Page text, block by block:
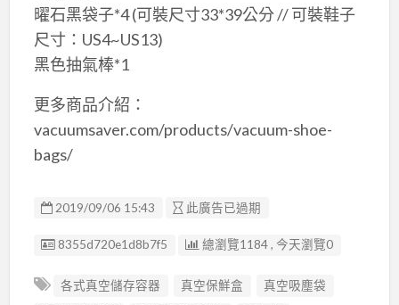
曜石黑袋子*4 (可裝尺寸33*39公分 // 可裝鞋子
尺寸：US4~US13)
黑色抽氣棒*1
更多商品介紹：
vacuumsaver.com/products/vacuum-shoe-
bags/
2019/09/06 15:43 此廣告已過期
廣告编號
8355d720e1d8b7f5 總瀏覽1184 , 今天瀏覽0
各式真空儲存容器 真空保鮮盒
真空吸塵袋